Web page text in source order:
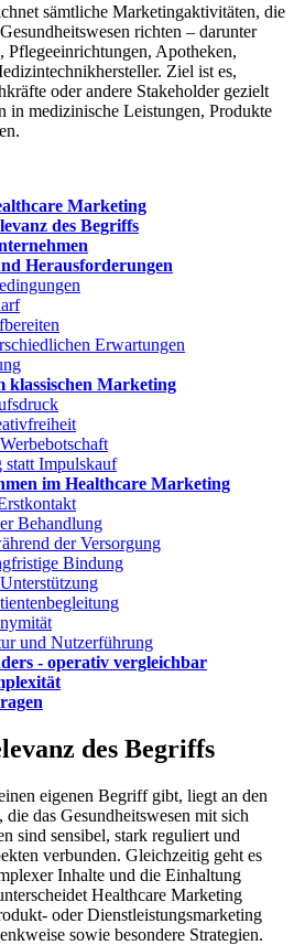
sämtliche Marketingaktivitäten, die
richten – darunter
Pflegeeinrichtungen, Apotheken,
Ziel ist es,
oder andere Stakeholder gezielt
in medizinische Leistungen, Produkte
Marketing
des Begriffs
Herausforderungen
Erwartungen
klassischen Marketing
Impulskauf
im Healthcare Marketing
Behandlung
der Versorgung
Bindung
und Nutzerführung
- operativ vergleichbar
des Begriffs
eigenen Begriff gibt, liegt an den
das Gesundheitswesen mit sich
sind sensibel, stark reguliert und
verbunden. Gleichzeitig geht es
Inhalte und die Einhaltung
Healthcare Marketing
oder Dienstleistungsmarketing
sowie besondere Strategien.